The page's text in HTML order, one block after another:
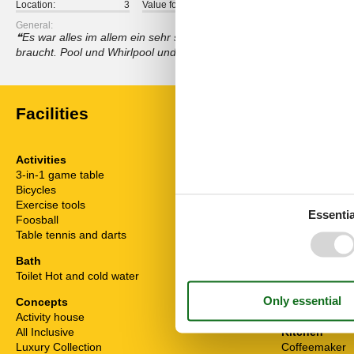
Location:
3 Value for money:
General:
Es war alles im allem ein sehr schöner Urlaub und ein sehr
braucht. Pool und Whirlpool und alle anderen Dinge einfach Top.
Facilities
Activities
3-in-1 game table
Bicycles
Exercise tools
Foosball
Table tennis and darts
Bath
Toilet Hot and cold water
Concepts
Activity house
All Inclusive
Luxury Collection
Internet
Playstation 5
Playstation3
Fireplace
Kitchen
Coffeemaker